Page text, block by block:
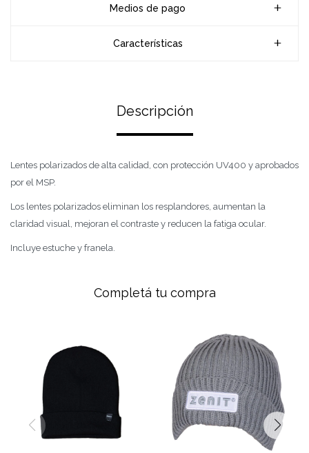
Medios de pago
Características
Descripción
Lentes polarizados de alta calidad, con protección UV400 y aprobados
por el MSP.
Los lentes polarizados eliminan los resplandores, aumentan la
claridad visual, mejoran el contraste y reducen la fatiga ocular.
Incluye estuche y franela.
Completá tu compra